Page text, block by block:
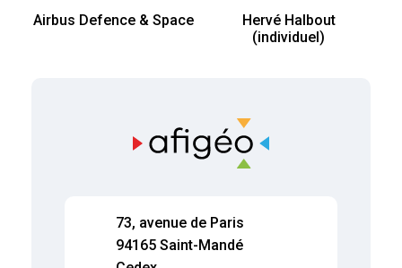
Airbus Defence & Space
Hervé Halbout
(individuel)
73, avenue de Paris
94165 Saint-Mandé